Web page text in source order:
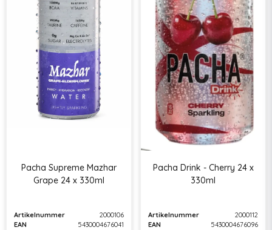
Pacha Supreme Mazhar
Grape 24 x 330ml
Artikelnummer
2000106
EAN
5430004676041
Pacha Drink - Cherry 24 x
330ml
Artikelnummer
2000112
EAN
5430004676096